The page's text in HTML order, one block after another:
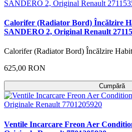
Calorifer (Radiator Bord) Încălzire
SANDERO 2, Original Renault
Calorifer (Radiator Bord) Încălzire
625,00 RON
Cumpără
Ventile Incarcare Freon Aer